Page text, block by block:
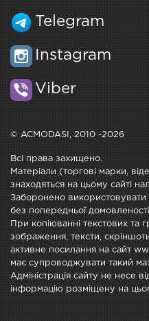
Telegram
Instagram
Viber
© ACMODASI, 2010 -2026
Всі права захищено.
Матеріали (торгові марки,
знаходяться на цьому сайті
Заборонено використовувати
без попередньої
При копіюванні текстових та
зображення, тексти,
активне посилання на сайт
має супроводжувати такий
Адміністрація сайту не несе
інформацію розміщену на